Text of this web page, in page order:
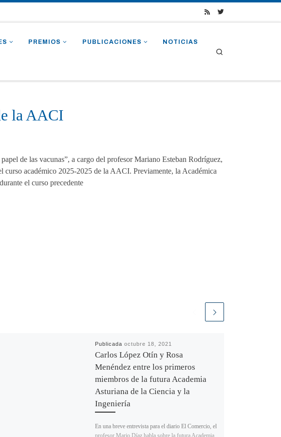
PREMIOS PUBLICACIONES NOTICIAS
la AACI
de las vacunas”, a cargo del profesor Mariano Esteban Rodríguez,
curso académico 2025-2025 de la AACI. Previamente, la Académica
el curso precedente
Publicada octubre 18, 2021
Carlos López Otín y Rosa
Menéndez entre los primeros
miembros de la futura Academia
Asturiana de la Ciencia y la
Ingeniería
En una breve entrevista para el diario El Comercio, el